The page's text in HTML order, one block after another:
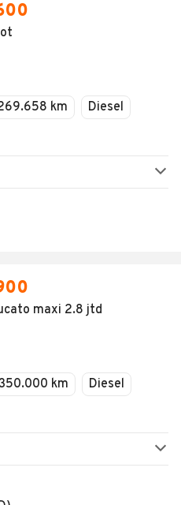
km
Diesel
maxi 2.8 jtd
km
Diesel